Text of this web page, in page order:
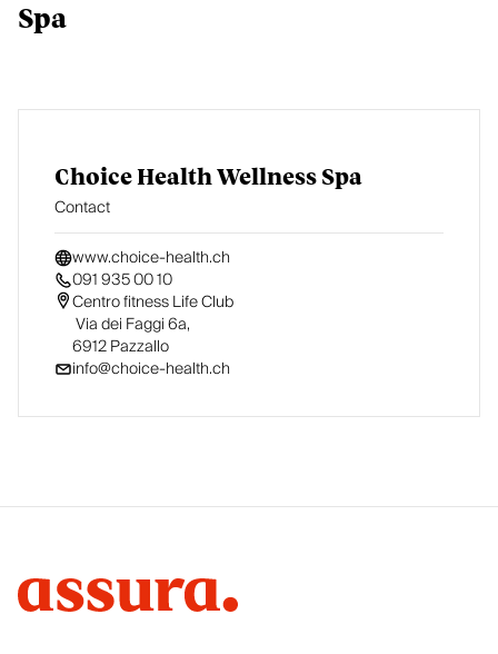
Spa
Choice Health Wellness Spa
Contact
www.choice-health.ch
091 935 00 10
Centro fitness Life Club
6912 Pazzallo
info@choice-health.ch